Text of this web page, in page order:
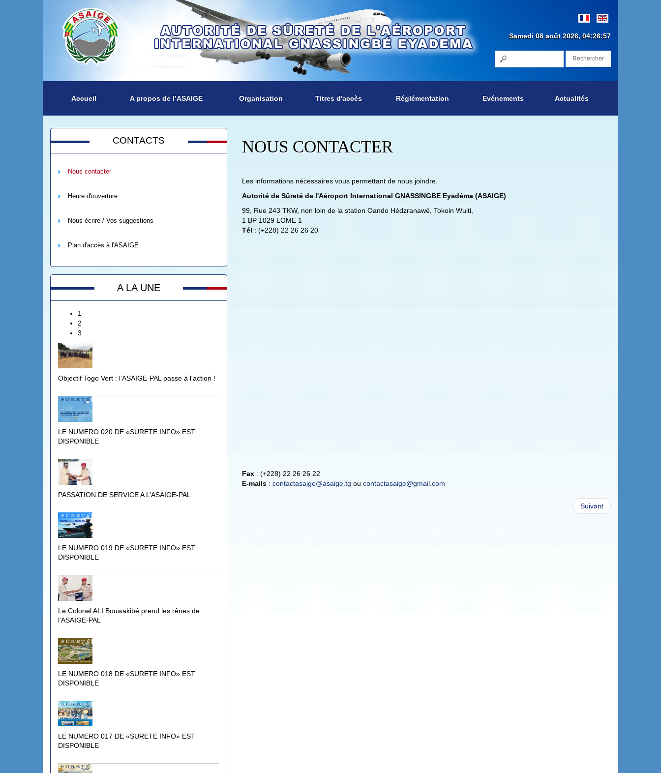
Samedi 08 août 2026, 04:26:57
Rechercher
Accueil A propos de l’ASAIGE Organisation Titres d'accès Réglémentation Evénements Actualités
CONTACTS
Nous contacter
Heure d'ouverture
Nous écrire / Vos suggestions
Plan d'accès à l'ASAIGE
A LA UNE
1
2
3
Objectif Togo Vert : l’ASAIGE-PAL passe à l'action !
LE NUMERO 020 DE «SURETE INFO» EST
DISPONIBLE
PASSATION DE SERVICE A L’ASAIGE-PAL
LE NUMERO 019 DE «SURETE INFO» EST
DISPONIBLE
Le Colonel ALI Bouwakibé prend les rênes de
l’ASAIGE-PAL
LE NUMERO 018 DE «SURETE INFO» EST
DISPONIBLE
LE NUMERO 017 DE «SURETE INFO» EST
DISPONIBLE
NOUS CONTACTER
Les informations nécessaires vous permettant de nous joindre.
Autorité de Sûreté de l'Aéroport International GNASSINGBE Eyadéma (ASAIGE)
99, Rue 243 TKW, non loin de la station Oando Hédzranawé, Tokoin Wuiti,
1 BP 1029 LOME 1
Tél : (+228) 22 26 26 20
Fax : (+228) 22 26 26 22
E-mails : contactasaige@asaige.tg ou contactasaige@gmail.com
Suivant